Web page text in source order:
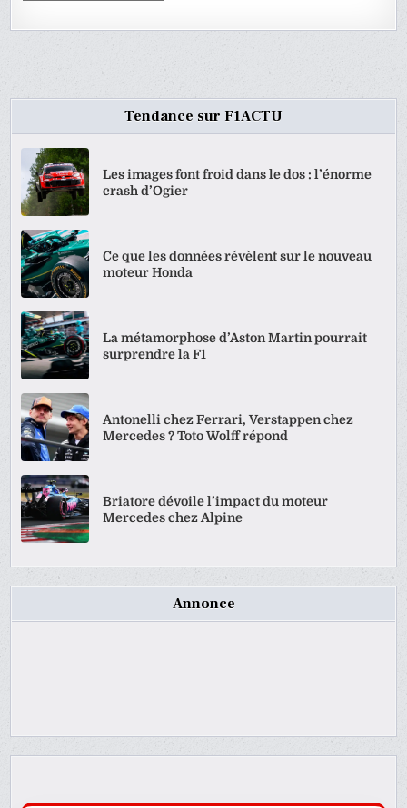
Tendance sur F1ACTU
Les images font froid dans le dos : l’énorme
crash d’Ogier
Ce que les données révèlent sur le nouveau
moteur Honda
La métamorphose d’Aston Martin pourrait
surprendre la F1
Antonelli chez Ferrari, Verstappen chez
Mercedes ? Toto Wolff répond
Briatore dévoile l’impact du moteur
Mercedes chez Alpine
Annonce